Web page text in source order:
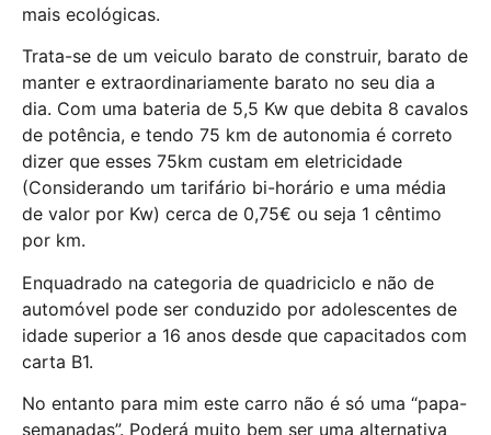
mais ecológicas.
Trata-se de um veiculo barato de construir, barato de
manter e extraordinariamente barato no seu dia a
dia. Com uma bateria de 5,5 Kw que debita 8 cavalos
de potência, e tendo 75 km de autonomia é correto
dizer que esses 75km custam em eletricidade
(Considerando um tarifário bi-horário e uma média
de valor por Kw) cerca de 0,75€ ou seja 1 cêntimo
por km.
Enquadrado na categoria de quadriciclo e não de
automóvel pode ser conduzido por adolescentes de
idade superior a 16 anos desde que capacitados com
carta B1.
No entanto para mim este carro não é só uma “papa-
semanadas”. Poderá muito bem ser uma alternativa